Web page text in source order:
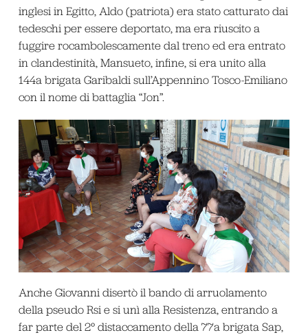
inglesi in Egitto, Aldo (patriota) era stato catturato dai
tedeschi per essere deportato, ma era riuscito a
fuggire rocambolescamente dal treno ed era entrato
in clandestinità, Mansueto, infine, si era unito alla
144a brigata Garibaldi sull’Appennino Tosco-Emiliano
con il nome di battaglia “Jon”.
Anche Giovanni disertò il bando di arruolamento
della pseudo Rsi e si unì alla Resistenza, entrando a
far parte del 2° distaccamento della 77abrigata Sap,